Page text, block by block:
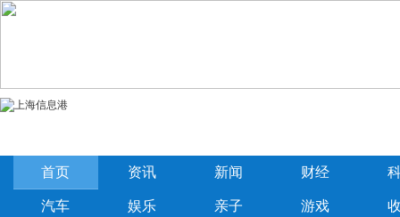
首页 资讯 新闻 财经
汽车 娱乐 亲子 游戏